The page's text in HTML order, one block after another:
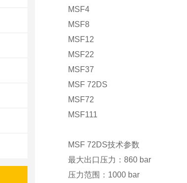
MSF4
MSF8
MSF12
MSF22
MSF37
MSF 72DS
MSF72
MSF111
MSF 72DS技术参数
最大出口压力：860 bar
压力范围：1000 bar